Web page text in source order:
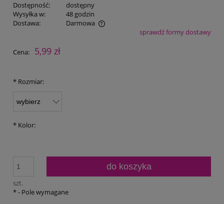
Dostępność:
dostępny
Wysyłka w:
48 godzin
Dostawa:
Darmowa
Cena nie zawiera ewentualnych kosztów płatnościsprawdź formy dostawy
Cena: 5,99 zł
* Rozmiar:
* Kolor:
szt.
do koszyka
*- Pole wymagane